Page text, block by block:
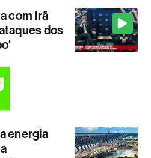
com Irã
dos
energia